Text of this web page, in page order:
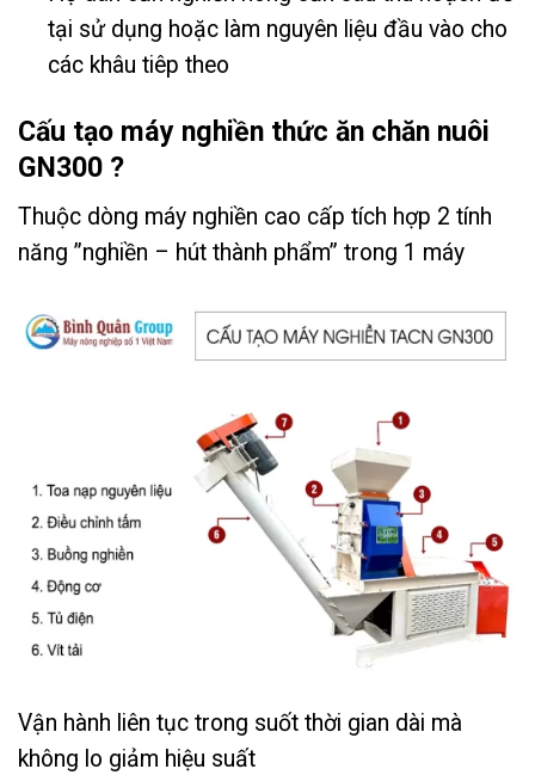
tại sử dụng hoặc làm nguyên liệu đầu vào cho
các khâu tiêp theo
Cấu tạo máy nghiền thức ăn chăn nuôi
GN300 ?
Thuộc dòng máy nghiền cao cấp tích hợp 2 tính
năng ”nghiền – hút thành phẩm” trong 1 máy
Vận hành liên tục trong suốt thời gian dài mà
không lo giảm hiệu suất